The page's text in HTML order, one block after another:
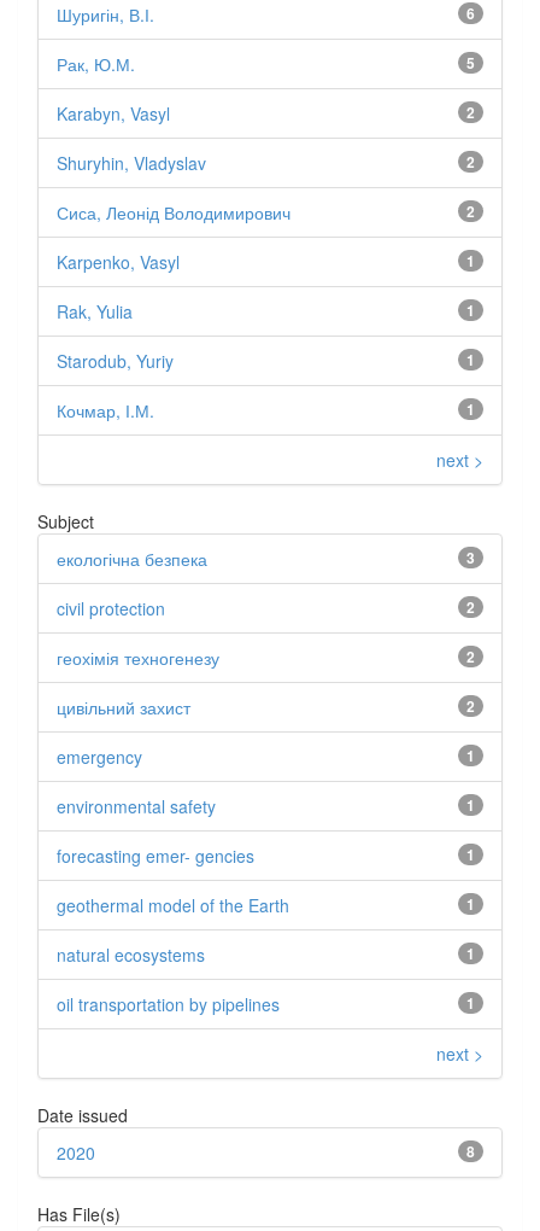
6
Шуригін, В.І.
5
Рак, Ю.М.
2
Karabyn, Vasyl
2
Shuryhin, Vladyslav
2
Сиса, Леонід Володимирович
1
Karpenko, Vasyl
1
Rak, Yulia
1
Starodub, Yuriy
1
Кочмар, І.М.
next >
Subject
3
екологічна безпека
2
civil protection
2
геохімія техногенезу
2
цивільний захист
1
emergency
1
environmental safety
1
forecasting emer- gencies
1
geothermal model of the Earth
1
natural ecosystems
1
oil transportation by pipelines
next >
Date issued
8
2020
Has File(s)